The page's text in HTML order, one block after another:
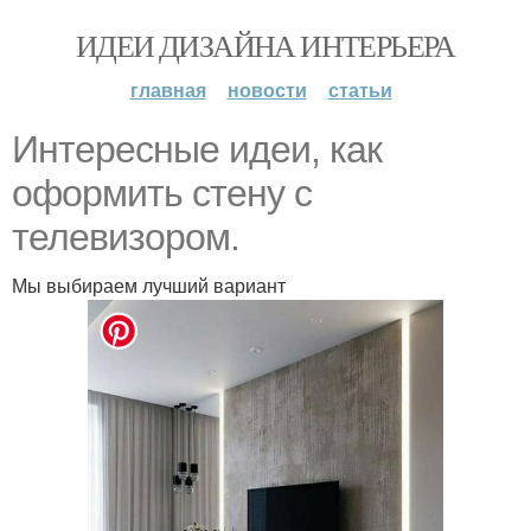
ИДЕИ ДИЗАЙНА ИНТЕРЬЕРА
главная новости статьи
Интересные идеи, как
оформить стену с
телевизором.
Мы выбираем лучший вариант